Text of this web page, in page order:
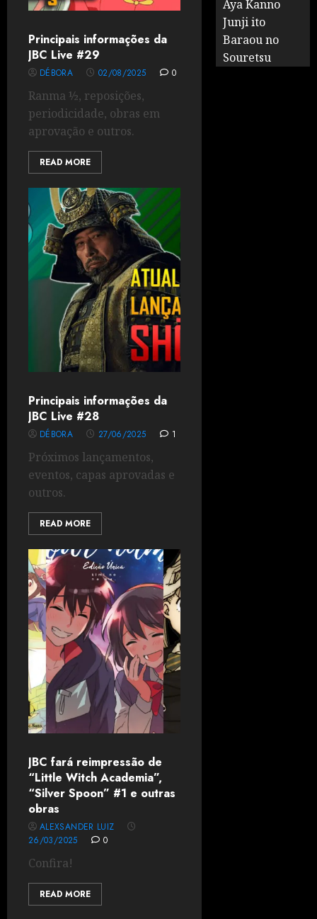
Principais informações da
JBC Live #29
DÉBORA 02/08/2025 0
Ranma ½, reposições,
periodicidade, obras em
aprovação e outros.
READ MORE
Principais informações da
JBC Live #28
DÉBORA 27/06/2025 1
Próximos lançamentos,
eventos, capas aprovadas e
outros.
READ MORE
JBC fará reimpressão de
“Little Witch Academia”,
“Silver Spoon” #1 e outras
obras
ALEXSANDER LUIZ
26/03/2025
0
Confira!
READ MORE
Aya Kanno
Junji ito
Baraou no
Souretsu